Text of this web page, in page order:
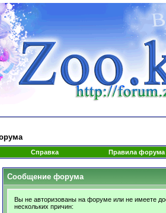
Справка Правила форума
Сообщение форума
Вы не авторизованы на форуме или не имеете
нескольких причин: